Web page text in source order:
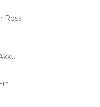
Ross